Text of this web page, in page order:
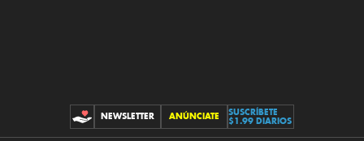
CONTRIBUCIONES
NEWSLETTER ANÚNCIATE
SUSCRÍBETE
$1.99 DIARIOS